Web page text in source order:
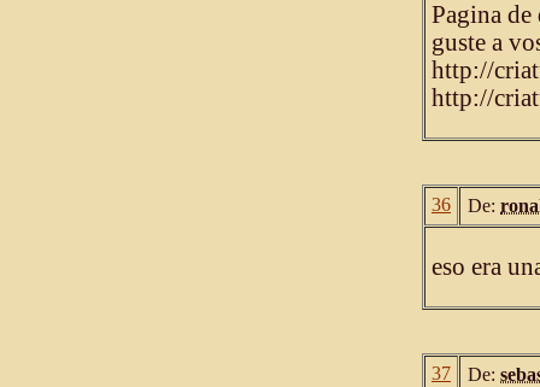
Pagina
guste a
http://
http://
36 De:
eso era
37 De: